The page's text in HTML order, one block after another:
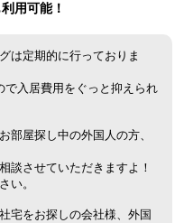
用可能！
は定期的に行っておりま
入居費用をぐっと抑えられ
部屋探し中の外国人の方、
談させていただきますよ！
い。
宅をお探しの会社様、外国